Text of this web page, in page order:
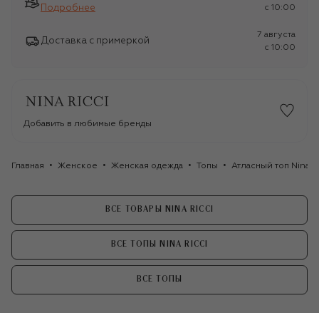
Подробнее
c 10:00
Доставка с примеркой
7 августа
c 10:00
Добавить в любимые бренды
Главная Женское Женская одежда Топы Атласный топ Nina
ВСЕ ТОВАРЫ NINA RICCI
ВСЕ ТОПЫ NINA RICCI
ВСЕ ТОПЫ